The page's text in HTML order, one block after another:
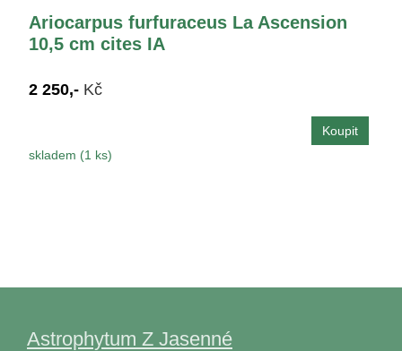
Ariocarpus furfuraceus La Ascension
10,5 cm cites IA
2 250,- Kč
skladem (1 ks)
Astrophytum Z Jasenné